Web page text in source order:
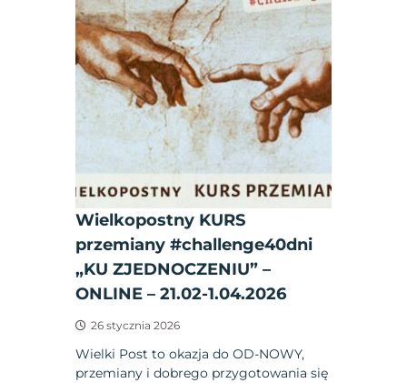
Wielkopostny KURS
przemiany #challenge40dni
„KU ZJEDNOCZENIU” –
ONLINE – 21.02-1.04.2026
26 stycznia 2026
Wielki Post to okazja do OD-NOWY,
przemiany i dobrego przygotowania się